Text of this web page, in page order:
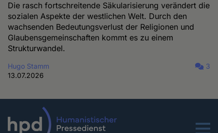
Die rasch fortschreitende Säkularisierung verändert die
sozialen Aspekte der westlichen Welt. Durch den
wachsenden Bedeutungsverlust der Religionen und
Glaubensgemeinschaften kommt es zu einem
Strukturwandel.
Hugo Stamm
13.07.2026
3